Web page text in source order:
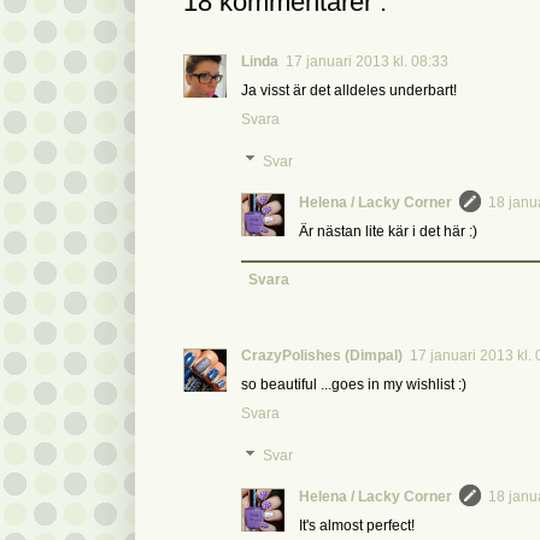
Linda 17 januari 2013 kl. 08:33
Ja visst är det alldeles underbart!
Svara
Svar
Helena / Lacky Corner
18
Är nästan lite kär i det här :)
Svara
CrazyPolishes (Dimpal) 17 januari 2013 kl.
so beautiful ...goes in my wishlist :)
Svara
Svar
Helena / Lacky Corner
18
It's almost perfect!